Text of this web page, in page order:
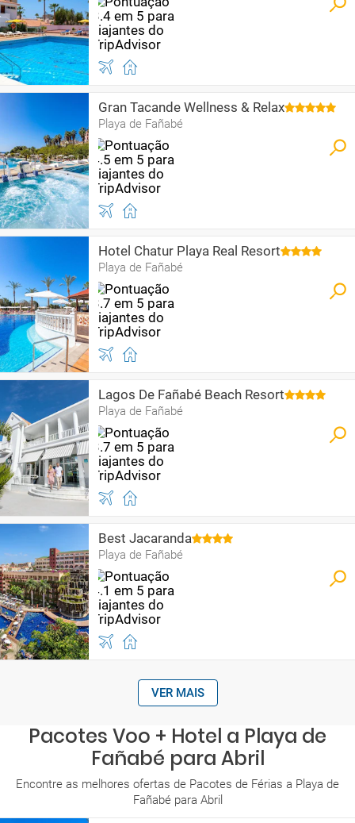
Gran Tacande Wellness & Relax
Playa de Fañabé
Hotel Chatur Playa Real Resort
Playa de Fañabé
Lagos De Fañabé Beach Resort
Playa de Fañabé
Best Jacaranda
Playa de Fañabé
VER MAIS
Pacotes Voo + Hotel a Playa de
Fañabé para Abril
Encontre as melhores ofertas de Pacotes de Férias a Playa de
Fañabé para Abril